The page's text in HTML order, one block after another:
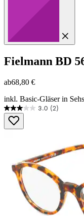
Fielmann BD
ab68,80 €
inkl. Basic-Gläser in
3.0 (2)
3.0
von
5
Bewertungen